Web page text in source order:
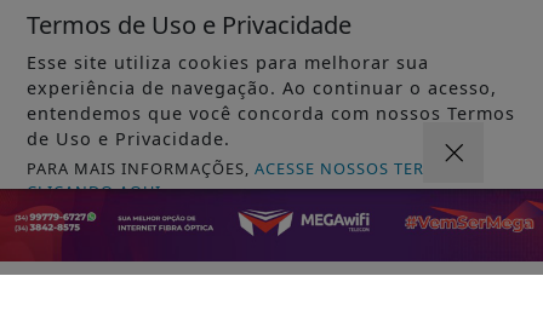
JORNAL SENTINELA CARMELITANO - TODOS OS DIREITOS
RESERVADOS
Termos de Uso e Privacidade
Esse site utiliza cookies para melhorar sua
experiência de navegação. Ao continuar o acesso,
entendemos que você concorda com nossos Termos
de Uso e Privacidade.
PARA MAIS INFORMAÇÕES,ACESSE NOSSOS TERMOS
CLICANDO AQUI
PROSSEGUIR